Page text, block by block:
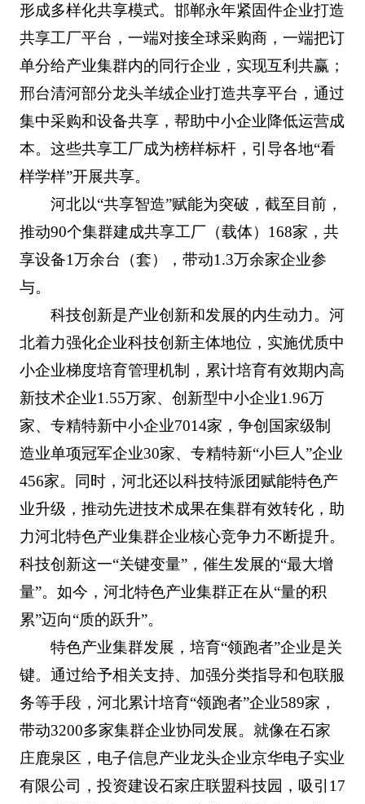
形成多样化共享模式。邯郸永年紧固件企业打造
共享工厂平台，一端对接全球采购商，一端把订
单分给产业集群内的同行企业，实现互利共赢；
邢台清河部分龙头羊绒企业打造共享平台，通过
集中采购和设备共享，帮助中小企业降低运营成
本。这些共享工厂成为榜样标杆，引导各地“看
样学样”开展共享。
河北以“共享智造”赋能为突破，截至目前，
推动90个集群建成共享工厂（载体）168家，共
享设备1万余台（套），带动1.3万余家企业参
与。
科技创新是产业创新和发展的内生动力。河
北着力强化企业科技创新主体地位，实施优质中
小企业梯度培育管理机制，累计培育有效期内高
新技术企业1.55万家、创新型中小企业1.96万
家、专精特新中小企业7014家，争创国家级制
造业单项冠军企业30家、专精特新“小巨人”企业
456家。同时，河北还以科技特派团赋能特色产
业升级，推动先进技术成果在集群有效转化，助
力河北特色产业集群企业核心竞争力不断提升。
科技创新这一“关键变量”，催生发展的“最大增
量”。如今，河北特色产业集群正在从“量的积
累”迈向“质的跃升”。
特色产业集群发展，培育“领跑者”企业是关
键。通过给予相关支持、加强分类指导和包联服
务等手段，河北累计培育“领跑者”企业589家，
带动3200多家集群企业协同发展。就像在石家
庄鹿泉区，电子信息产业龙头企业京华电子实业
有限公司，投资建设石家庄联盟科技园，吸引17